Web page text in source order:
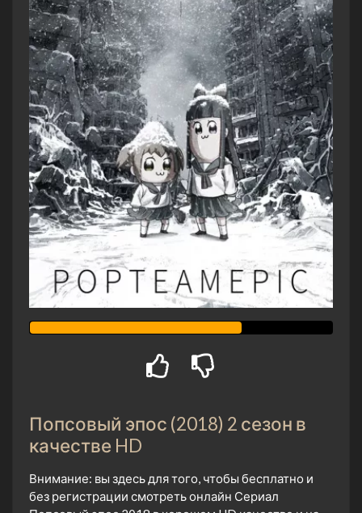
Попсовый эпос (2018) 2 сезон в
качестве HD
Внимание: вы здесь для того, чтобы бесплатно и
без регистрации смотреть онлайн Сериал